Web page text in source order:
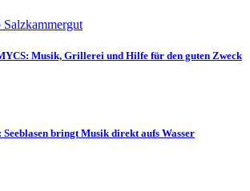
Musik, Grillerei und Hilfe für den guten Zweck
bringt Musik direkt aufs Wasser